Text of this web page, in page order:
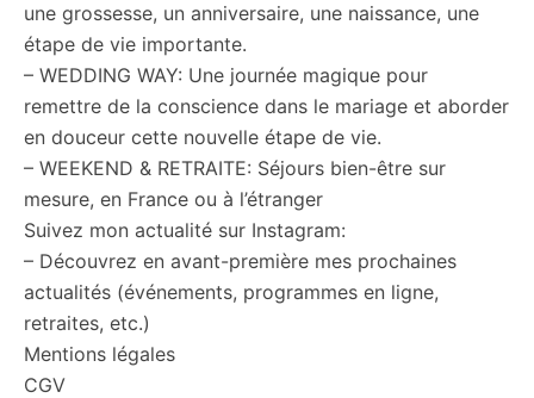
une grossesse, un anniversaire, une naissance, une
étape de vie importante.
– WEDDING WAY: Une journée magique pour
remettre de la conscience dans le mariage et aborder
en douceur cette nouvelle étape de vie.
– WEEKEND & RETRAITE: Séjours bien-être sur
mesure, en France ou à l’étranger
Suivez mon actualité sur Instagram:
– Découvrez en avant-première mes prochaines
actualités (événements, programmes en ligne,
retraites, etc.)
Mentions légales
CGV